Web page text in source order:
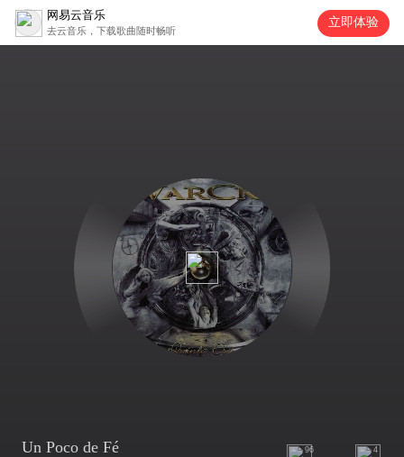
网易云音乐
去云音乐，下载歌曲随时畅听
立即体验
Un Poco de Fé 96 4